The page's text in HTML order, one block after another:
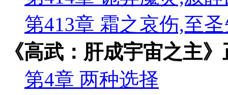
第413章 霜之哀伤,至
《高武：肝成宇宙之主
第4章 两种选择